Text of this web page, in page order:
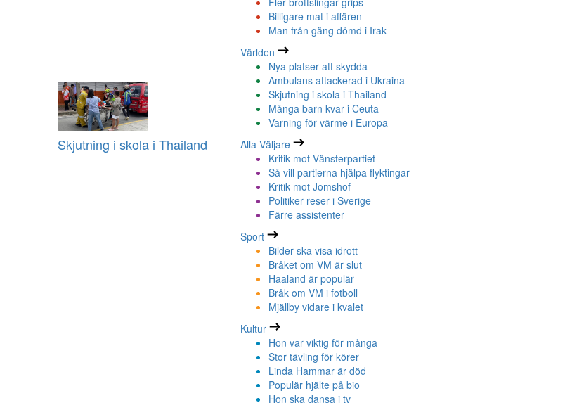
Skjutning i skola i Thailand
Billigare mat i affären
Man från gäng dömd i Irak
Världen
Nya platser att skydda
Ambulans attackerad i Ukraina
Skjutning i skola i Thailand
Många barn kvar i Ceuta
Varning för värme i Europa
Alla Väljare
Kritik mot Vänsterpartiet
Så vill partierna hjälpa flyktingar
Kritik mot Jomshof
Politiker reser i Sverige
Färre assistenter
Sport
Bilder ska visa idrott
Bråket om VM är slut
Haaland är populär
Bråk om VM i fotboll
Mjällby vidare i kvalet
Kultur
Hon var viktig för många
Stor tävling för körer
Linda Hammar är död
Populär hjälte på bio
Hon ska dansa i tv